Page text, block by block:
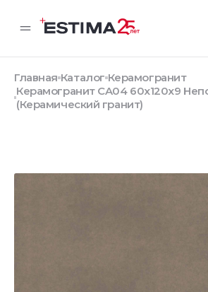
Главная Каталог Керамогранит
Керамогранит CA04 60x120x9
(Керамический гранит)